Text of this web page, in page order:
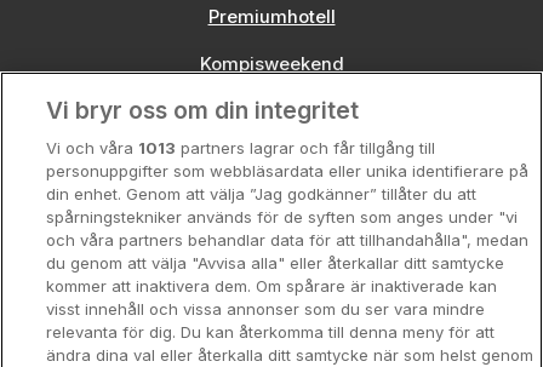
Premiumhotell
Kompisweekend
Storstadsweekend
Hotellrum under 995 kr
Spahotell
Sydsverige
Om Hotellpremien
Nya hotell
Vi bryr oss om din integritet
Vi och våra 1013 partners lagrar och får tillgång till
personuppgifter som webbläsardata eller unika identifierare på
din enhet. Genom att välja ”Jag godkänner” tillåter du att
spårningstekniker används för de syften som anges under "vi
och våra partners behandlar data för att tillhandahålla", medan
du genom att välja "Avvisa alla" eller återkallar ditt samtycke
kommer att inaktivera dem. Om spårare är inaktiverade kan
visst innehåll och vissa annonser som du ser vara mindre
relevanta för dig. Du kan återkomma till denna meny för att
ändra dina val eller återkalla ditt samtycke när som helst genom